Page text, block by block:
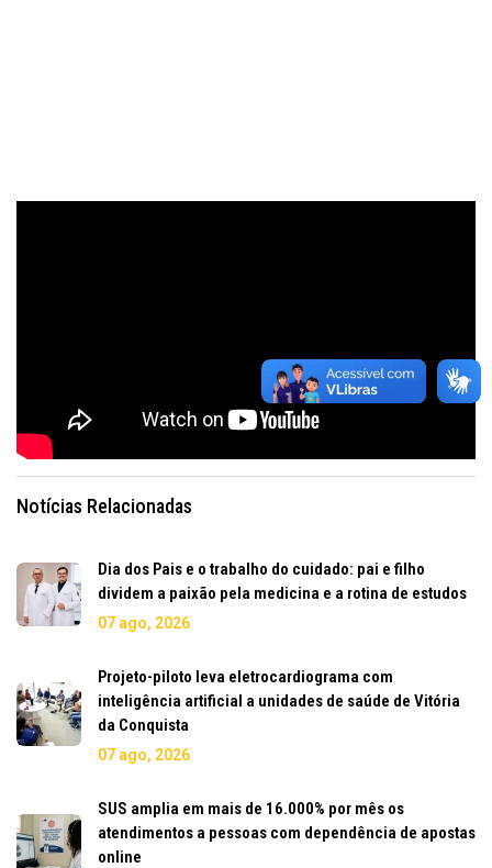
Notícias Relacionadas
Dia dos Pais e o trabalho do cuidado: pai e filho
dividem a paixão pela medicina e a rotina de estudos
07 ago, 2026
Projeto-piloto leva eletrocardiograma com
inteligência artificial a unidades de saúde de Vitória
da Conquista
07 ago, 2026
SUS amplia em mais de 16.000% por mês os
atendimentos a pessoas com dependência de apostas
online